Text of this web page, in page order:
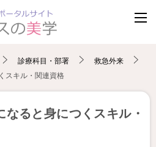
診療科目・部署
救急外来
スキル・関連資格
ると身につくスキル・